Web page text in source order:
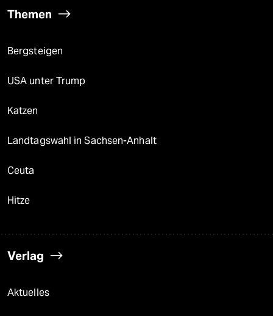
Themen
Bergsteigen
USA unter Trump
Katzen
Landtagswahl in Sachsen-Anhalt
Ceuta
Hitze
Verlag
Aktuelles